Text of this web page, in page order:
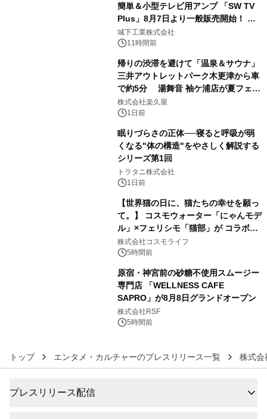
簡単＆小型テレビ用アンプ 「SW TV
Plus」8月7日より一般販売開始！ ケ
ーブル1本つなぐだけ、テレビの音が
ぐっと豊かに
城下工業株式会社
11時間前
帰りの渋滞を避けて「温泉＆サウナ」
三井アウトレットパーク木更津から車
で約5分 湯舞音 袖ケ浦店が夏フェア
メニューを提供
株式会社楽久屋
1日前
眠りづらさの正体──寝ると呼吸が弱
くなる"体の構造"をやさしく解説する
シリーズ第1回
トラタニ株式会社
1日前
【世界猫の日に、猫たちの幸せを願っ
て。】 コスモウォーター「にゃんモデ
ル」×フェリシモ「猫部」が コラボキ
ャンペーンを実施
株式会社コスモライフ
5時間前
原宿・神宮前の砂糖不使用スムージー
専門店 「WELLNESS CAFE
SAPRO」が8月8日グランドオープン
株式会社RSF
5時間前
トップ エンタメ・カルチャーのプレスリリース一覧 株式会
プレスリリース配信